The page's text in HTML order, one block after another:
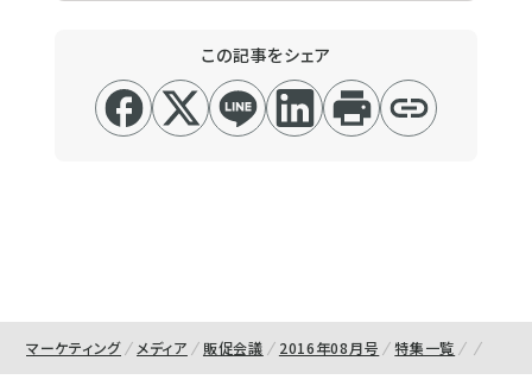
この記事をシェア
マーケティング メディア 販促会議 2016年08月号 特集一覧